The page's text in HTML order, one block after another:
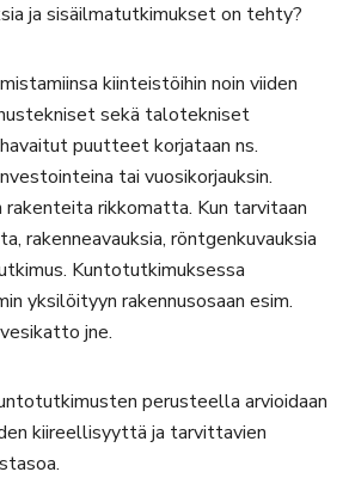
ja sisäilmatutkimukset on tehty?
kiinteistöihin noin viiden
sekä talotekniset
puutteet korjataan ns.
tai vuosikorjauksin.
rikkomatta. Kun tarvitaan
rakenneavauksia, röntgenkuvauksia
Kuntotutkimuksessa
yksilöityyn rakennusosaan esim.
jne.
perusteella arvioidaan
kiireellisyyttä ja tarvittavien